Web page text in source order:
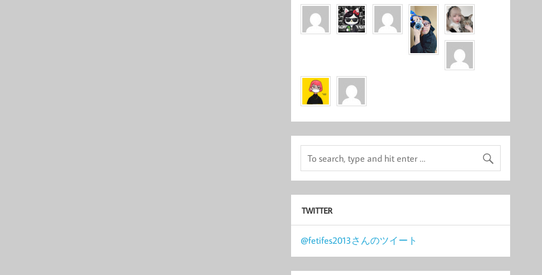
TWITTER
@fetifes2013さんのツイート